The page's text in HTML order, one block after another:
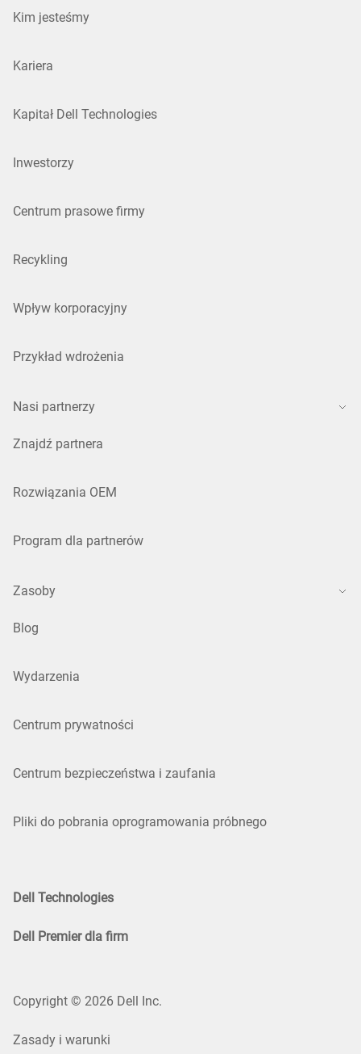
Kim jesteśmy
Kariera
Kapitał Dell Technologies
Inwestorzy
Centrum prasowe firmy
Recykling
Wpływ korporacyjny
Przykład wdrożenia
Nasi partnerzy
Znajdź partnera
Rozwiązania OEM
Program dla partnerów
Zasoby
Blog
Wydarzenia
Centrum prywatności
Centrum bezpieczeństwa i zaufania
Pliki do pobrania oprogramowania próbnego
Dell Technologies
Dell Premier dla firm
Copyright © 2026 Dell Inc.
Zasady i warunki